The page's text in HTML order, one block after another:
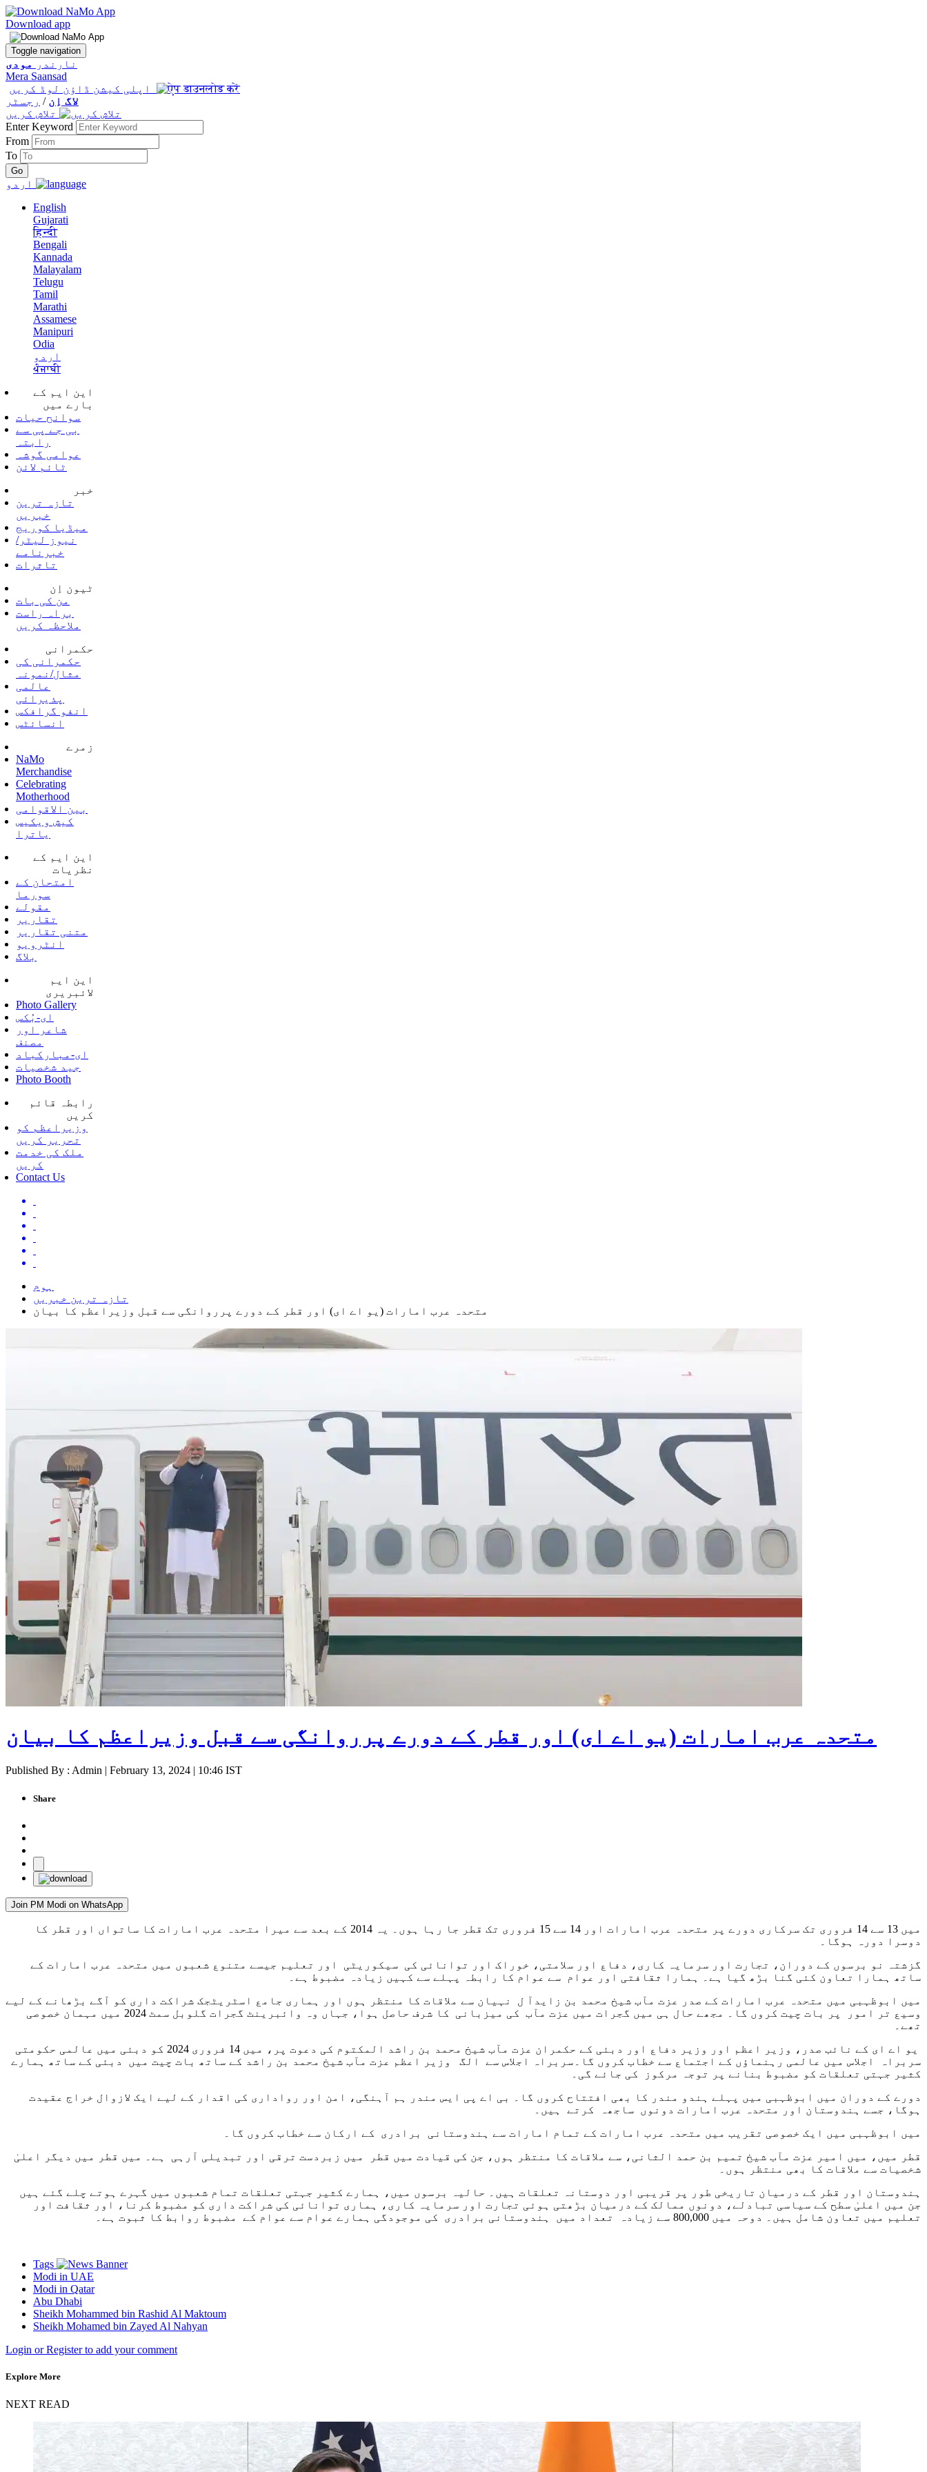
Download app
Toggle navigation
نارندر
مودی
Mera Saansad
اپلی کیشن ڈاؤن لوڈ کریں
لاگ اِن / رجسٹر
Enter Keyword
From
To
English
Gujarati
हिन्दी
Bengali
Kannada
Malayalam
Telugu
Tamil
Marathi
Assamese
Manipuri
Odia
اردو
ਪੰਜਾਬੀ
این ایم کے
بارے میں
سوانح حیات
بی جے پی سے
رابتہ
عوامی گوشہ
ٹائم لائن
خبر
تازہ ترین
خبریں
میڈیا کوریج
نیوز لیٹر/
خبرنامے
تاثرات
ٹیون اِن
من کی بات
براہ راست
ملاحظہ کریں
حکمرانی
حکمرانی کی
مثال/نمونہ
عالمی
پذیرائی
انفو گرافکس
انسائٹس
زمرے
NaMo
Merchandise
Celebrating
Motherhood
بین الاقوامی
کیش ویکیس
یاترا
این ایم کے
نظریات
امتحان کے
سورما
مقولے
تقاریر
متنی تقاریر
انٹرویو
بلاگ
این ایم
لائبریری
Photo Gallery
ای-بُکس
شاعر اور
مصنف
ای-مبارکباد
جید شخصیات
Photo Booth
رابطہ قائم
کریں
وزیراعظم کو
تحریر کریں
ملک کی خدمت
کریں
Contact Us
ہوم
تازہ ترین خبریں
متحدہ عرب امارات (یو اے ای) اور قطر کے دورے پرروانگی سے قبل وزیراعظم کا بیان
متحدہ عرب امارات (یو اے ای) اور قطر کے دورے پرروانگی سے قبل وزیراعظم کا بیان
Published By : Admin | February 13, 2024 | 10:46 IST
Share
Join PM Modi on WhatsApp
میں 13 سے 14 فروری تک سرکاری دورے پر متحدہ عرب امارات اور 14 سے 15 فروری تک قطر جا رہا ہوں۔ یہ 2014 کے بعد سے میرا متحدہ عرب امارات کا ساتواں اور قطر کا
دوسرا دورہ ہوگا۔
گزشتہ نو برسوں کے دوران، تجارت اور سرمایہ کاری، دفاع اور سلامتی، خوراک اور توانائی کی سیکوریٹی اور تعلیم جیسے متنوع شعبوں میں متحدہ عرب امارات کے
ساتھ ہمارا تعاون کئی گنا بڑھ گیا ہے۔ ہمارا ثقافتی اور عوام سے عوام کا رابطہ پہلے سے کہیں زیادہ مضبوط ہے۔
میں ابوظہبی میں متحدہ عرب امارات کے صدر عزت مآب شیخ محمد بن زایدآ ل نہیان سے ملاقات کا منتظر ہوں اور ہماری جامع اسٹریٹجک شراکت داری کو آگے بڑھانے کے لیے
وسیع تر امور پر بات چیت کروں گا۔ مجھے حال ہی میں گجرات میں عزت مآب کی میزبانی کا شرف حاصل ہوا، جہاں وہ وائبرینٹ گجرات گلوبل سمٹ 2024 میں مہمان خصوصی
تھے۔
یو اے ای کے نائب صدر، وزیر اعظم اور وزیر دفاع اور دبئی کے حکمران عزت مآب شیخ محمد بن راشد المکتوم کی دعوت پر، میں 14 فروری 2024 کو دبئی میں عالمی حکومتی
سربراہ اجلاس میں عالمی رہنماؤں کے اجتماع سے خطاب کروں گا۔سربراہ اجلاس سے الگ وزیر اعظم عزت مآب شیخ محمد بن راشد کے ساتھ بات چیت میں دبئی کے ساتھ ہمارے
کثیر جہتی تعلقات کو مضبوط بنانے پر توجہ مرکوز کی جائے گی۔
دورے کے دوران میں ابوظہبی میں پہلے ہندو مندر کا بھی افتتاح کروں گا۔ بی اے پی ایس مندر ہم آہنگی، امن اور رواداری کی اقدار کے لیے ایک لازوال خراج عقیدت
ہوگا، جسے ہندوستان اور متحدہ عرب امارات دونوں ساجھہ کرتے ہیں۔
میں ابوظہبی میں ایک خصوصی تقریب میں متحدہ عرب امارات کے تمام امارات سے ہندوستانی برادری کے ارکان سے خطاب کروں گا۔
قطر میں، میں امیر عزت مآب شیخ تمیم بن حمد الثانی، سے ملاقات کا منتظر ہوں، جن کی قیادت میں قطر میں زبردست ترقی اور تبدیلی آرہی ہے۔ میں قطر میں دیگر اعلیٰ
شخصیات سے ملاقات کا بھی منتظر ہوں۔
ہندوستان اور قطر کے درمیان تاریخی طور پر قریبی اور دوستانہ تعلقات ہیں۔ حالیہ برسوں میں، ہمارے کثیر جہتی تعلقات تمام شعبوں میں گہرے ہوتے چلے گئے ہیں
جن میں اعلیٰ سطح کے سیاسی تبادلے، دونوں ممالک کے درمیان بڑھتی ہوئی تجارت اور سرمایہ کاری، ہماری توانائی کی شراکت داری کو مضبوط کرنا، اور ثقافت اور
تعلیم میں تعاون شامل ہیں۔ دوحہ میں 800,000 سے زیادہ تعداد میں ہندوستانی برادری کی موجودگی ہمارے عوام سے عوام کے مضبوط روابط کا ثبوت ہے۔
Tags
Modi in UAE
Modi in Qatar
Abu Dhabi
Sheikh Mohammed bin Rashid Al Maktoum
Sheikh Mohamed bin Zayed Al Nahyan
Login or Register to add your comment
Explore More
NEXT READ